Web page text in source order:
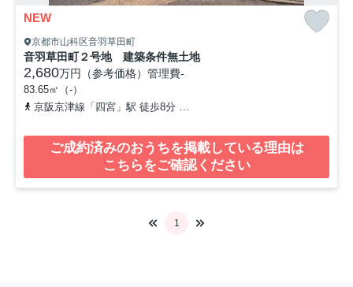
NEW
京都市山科区音羽草田町
音羽草田町２号地 建築条件無土地
2,680万円（参考価格） 管理費-
83.65㎡（-）
京阪京津線「四宮」駅 徒歩8分
ご成約済みのおうちを掲載している理由は
こちらをご確認ください
1